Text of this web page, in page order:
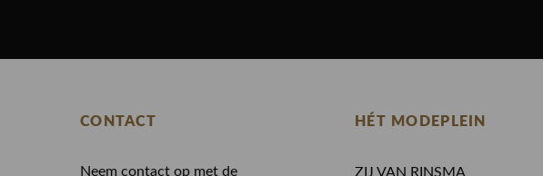
CONTACT
Neem contact op met de
HÉT MODEPLEIN
ZIJ VAN RINSMA